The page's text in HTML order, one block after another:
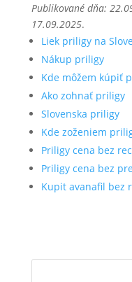
Publikované dňa:
17.09.2025.
Liek priligy na
Nákup priligy
Kde môžem kúpiť
Ako zohnať priligy
Slovenska priligy
Kde zoženiem
Priligy cena bez
Priligy cena bez
Kupit avanafil bez